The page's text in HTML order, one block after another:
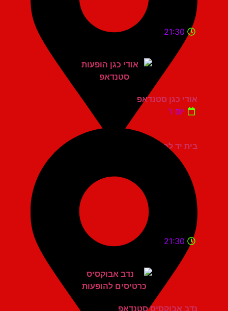
בית יד לבנים אשדוד
21:30
אודי כגן סטנדאפ
יום ו'
21:30
נדב אבוקסיס סטנדאפ